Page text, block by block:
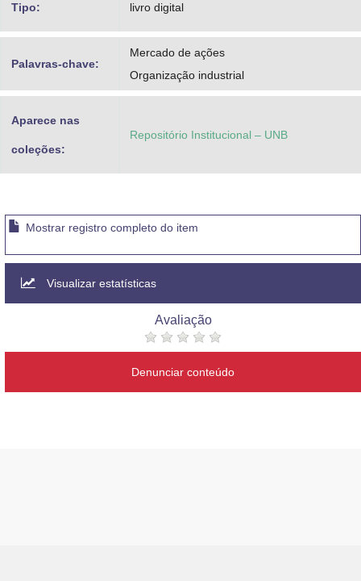
Tipo: livro digital
Palavras-chave:
Mercado de ações
Organização industrial
Aparece nas
coleções:
Repositório Institucional – UNB
Mostrar registro completo do item
Visualizar estatísticas
Avaliação
Denunciar conteúdo